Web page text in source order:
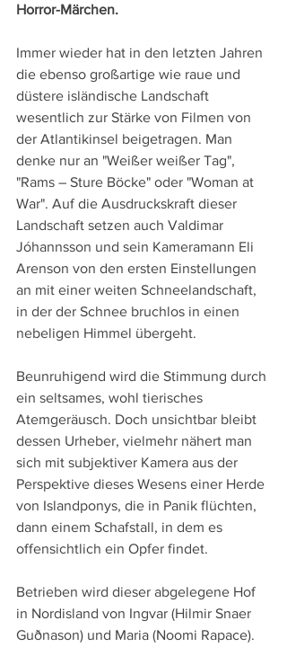
Horror-Märchen.
Immer wieder hat in den letzten Jahren
die ebenso großartige wie raue und
düstere isländische Landschaft
wesentlich zur Stärke von Filmen von
der Atlantikinsel beigetragen. Man
denke nur an "Weißer weißer Tag",
"Rams – Sture Böcke" oder "Woman at
War". Auf die Ausdruckskraft dieser
Landschaft setzen auch Valdimar
Jóhannsson und sein Kameramann Eli
Arenson von den ersten Einstellungen
an mit einer weiten Schneelandschaft,
in der der Schnee bruchlos in einen
nebeligen Himmel übergeht.
Beunruhigend wird die Stimmung durch
ein seltsames, wohl tierisches
Atemgeräusch. Doch unsichtbar bleibt
dessen Urheber, vielmehr nähert man
sich mit subjektiver Kamera aus der
Perspektive dieses Wesens einer Herde
von Islandponys, die in Panik flüchten,
dann einem Schafstall, in dem es
offensichtlich ein Opfer findet.
Betrieben wird dieser abgelegene Hof
in Nordisland von Ingvar (Hilmir Snaer
Guðnason) und Maria (Noomi Rapace).